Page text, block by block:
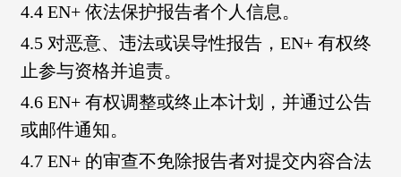
4.4 EN+ 依法保护报告者个人信息。
4.5 对恶意、违法或误导性报告，EN+ 有权终
止参与资格并追责。
4.6 EN+ 有权调整或终止本计划，并通过公告
或邮件通知。
4.7 EN+ 的审查不免除报告者对提交内容合法